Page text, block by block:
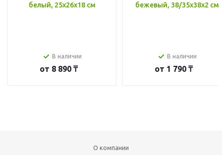
белый, 25x26x18 см
В наличии
от 8 890 ₸
бежевый, 38/35x38x2 см
В наличии
от 1 790 ₸
О компании